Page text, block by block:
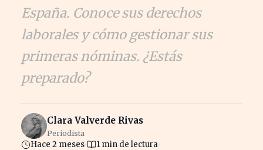
España. Conoce sus derechos
laborales y cómo gestionar sus
primeras nóminas. ¿Estás
preparado?
Clara Valverde Rivas
Periodista
Hace 2 meses 1 min de lectura